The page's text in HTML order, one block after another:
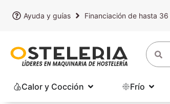
Ayuda y guías Financiación de hasta
Calor y Cocción Frío